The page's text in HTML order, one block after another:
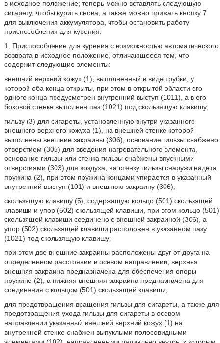
в исходное положение; теперь можно вставлять следующую
сигарету, чтобы курить снова, а также можно прижать кнопку 7
для выключения аккумулятора, чтобы остановить работу
приспособления для курения.
1. Приспособление для курения с возможностью автоматического
возврата в исходное положение, отличающееся тем, что
содержит следующие элементы:
внешний верхний кожух (1), выполненный в виде трубки, у
которой оба конца открыты, при этом в открытой области его
одного конца предусмотрен внутренний выступ (1011), а в его
боковой стенке выполнен паз (1021) под скользящую клавишу;
гильзу (3) для сигареты, установленную внутри указанного
внешнего верхнего кожуха (1), на внешней стенке которой
выполнены внешние закраины (306), основание гильзы снабжено
отверстием (305) для введения нагревательного элемента,
основание гильзы или стенка гильзы снабжены впускными
отверстиями (303) для воздуха, на стенку гильзы снаружи надета
пружина (2), при этом пружина концами упирается в указанный
внутренний выступ (101) и внешнюю закраину (306);
скользящую клавишу (5), содержащую кольцо (501) скользящей
клавиши и упор (502) скользящей клавиши, при этом кольцо (501)
скользящей клавиши соединено с внешней закраиной (306), а
упор (502) скользящей клавиши расположен в указанном пазу
(1021) под скользящую клавишу;
при этом две внешние закраины расположены друг от друга на
определенном расстоянии в осевом направлении, верхняя
внешняя закраина предназначена для обеспечения опоры
пружине (2), а нижняя внешняя закраина предназначена для
соединения с кольцом (501) скользящей клавиши;
для предотвращения вращения гильзы для сигареты, а также для
предотвращения ухода гильзы для сигареты в осевом
направлении указанный внешний верхний кожух (1) на
внутренней стенке снабжен выпуклыми полосовидными